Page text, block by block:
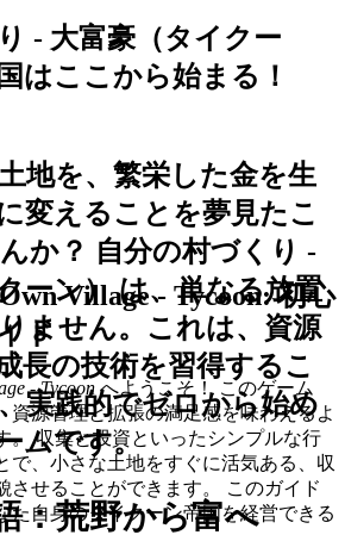
- 大富豪（タイクー
はここから始まる！
地を、繁栄した金を生
変えることを夢見たこ
か？ 自分の村づくり -
ーン）は、単なる放置
ません。これは、資源
長の技術を習得するこ
実践的でゼロから始め
ムです。
：荒野から富へ
Village - Tycoon: 初心
ド
- Tycoon へようこそ！ このゲーム
資源管理と拡張の満足感を味わえるよ
。 収集と投資といったシンプルな行
で、小さな土地をすぐに活気ある、収
させることができます。 このガイド
た自身のタイクーン帝国を経営できる